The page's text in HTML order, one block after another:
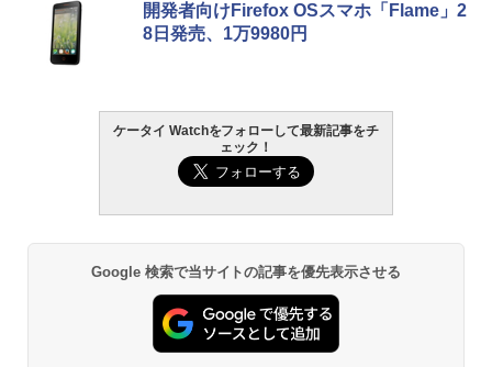
開発者向けFirefox OSスマホ「Flame」2
8日発売、1万9980円
ケータイ Watchをフォローして最新記事をチ
ェック！
Google 検索で当サイトの記事を優先表示させる